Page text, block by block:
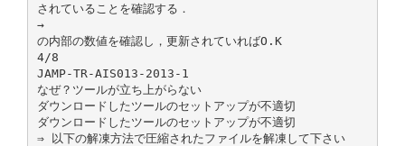
されていることを確認する．
→
の内部の数値を確認し，更新されていればO.K
4/8
JAMP-TR-AIS013-2013-1
なぜ？ツールが立ち上がらない
ダウンロードしたツールのセットアップが不適切
ダウンロードしたツールのセットアップが不適切
⇒ 以下の解凍方法で圧縮されたファイルを解凍して下さい